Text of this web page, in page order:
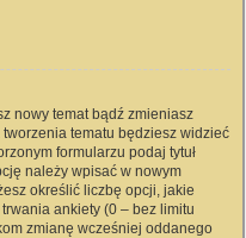
nowy temat bądź zmieniasz
tematu będziesz widzieć
formularzu podaj tytuł
należy wpisać w nowym
określić liczbę opcji, jakie
ankiety (0 – bez limitu
zmianę wcześniej oddanego